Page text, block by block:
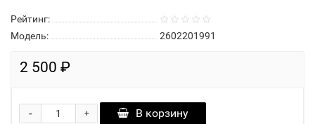
Рейтинг:
Модель:
2602201991
2 500 ₽
+
- В корзину